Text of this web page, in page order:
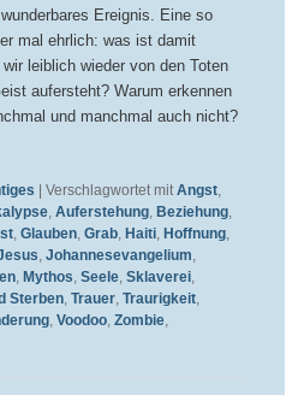
Ereignis. Eine so
mal ehrlich: was ist damit
leiblich wieder von den Toten
aufersteht? Warum erkennen
und manchmal auch nicht?
Verschlagwortet mit Angst,
, Auferstehung, Beziehung,
, Glauben, Grab, Haiti, Hoffnung,
, Johannesevangelium,
, Mythos, Seele, Sklaverei,
Sterben, Trauer, Traurigkeit,
, Voodoo, Zombie,